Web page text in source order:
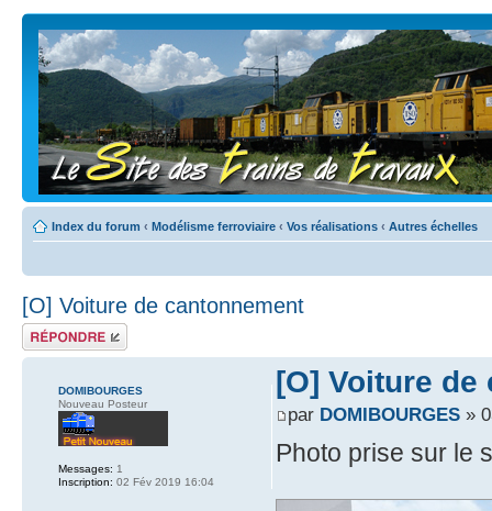
Index du forum ‹ Modélisme ferroviaire ‹ Vos réalisations ‹ Autres échelles
[O] Voiture de cantonnement
Répondre
[O] Voiture de
par DOMIBOURGES»
Photo prise sur le
DOMIBOURGES
Nouveau Posteur
Messages: 1
Inscription: 02 Fév 2019 16:04